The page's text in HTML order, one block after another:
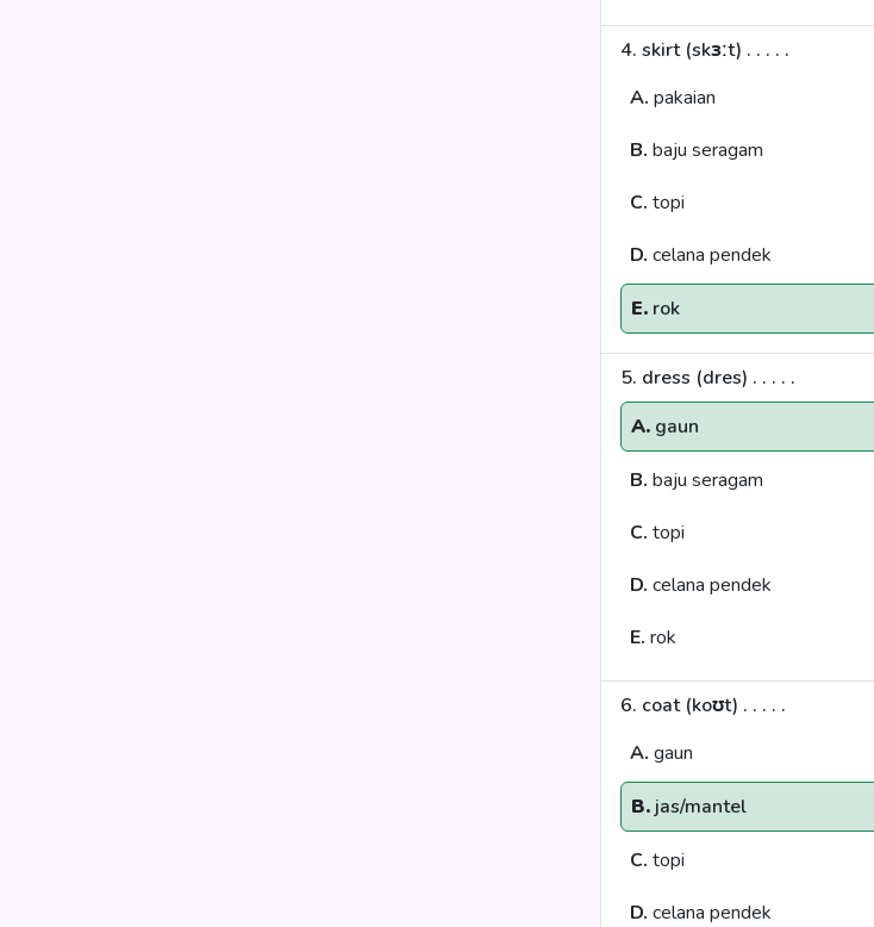
4. skirt (skɜːt) . . . . .
A. pakaian
B. baju seragam
C. topi
D. celana pendek
E. rok
5. dress (dres) . . . . .
A. gaun
B. baju seragam
C. topi
D. celana pendek
E. rok
6. coat (koʊt) . . . . .
A. gaun
B. jas/mantel
C. topi
D. celana pendek